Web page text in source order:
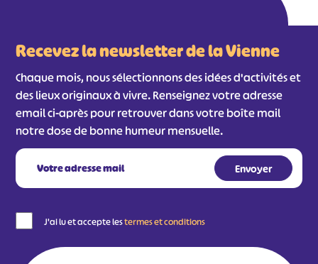
Recevez la newsletter de la Vienne
Chaque mois, nous sélectionnons des idées d'activités et
des lieux originaux à vivre. Renseignez votre adresse
email ci-après pour retrouver dans votre boîte mail
notre dose de bonne humeur mensuelle.
J'ai lu et accepte lestermes et conditions